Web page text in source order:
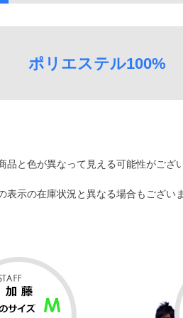
ポリエステル100%
品と色が異なって見える可能性がござ
表示の在庫状況と異なる場合もございま